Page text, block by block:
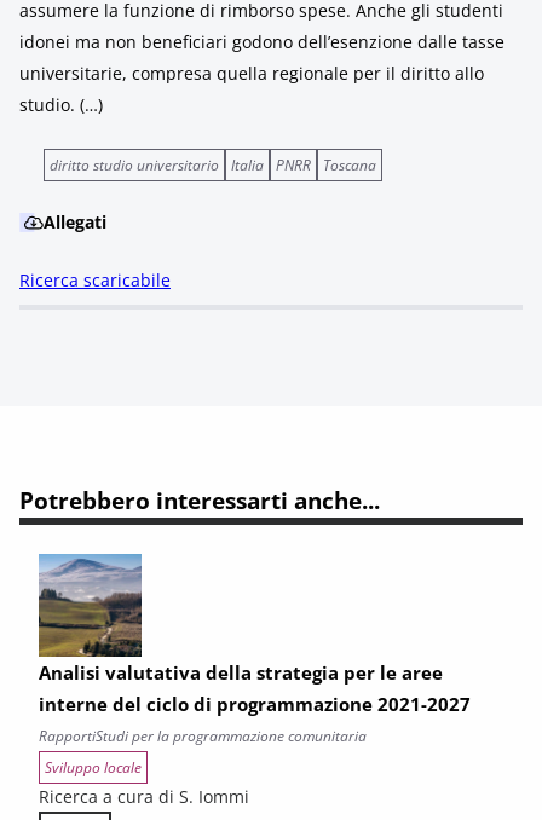
assumere la funzione di rimborso spese. Anche gli studenti
idonei ma non beneficiari godono dell’esenzione dalle tasse
universitarie, compresa quella regionale per il diritto allo
studio. (…)
diritto studio universitario Italia PNRR Toscana
Allegati
Ricerca scaricabile
Potrebbero interessarti anche...
Analisi valutativa della strategia per le aree
interne del ciclo di programmazione 2021-2027
RapportiStudi per la programmazione comunitaria
Sviluppo locale
Ricerca a cura di S. Iommi